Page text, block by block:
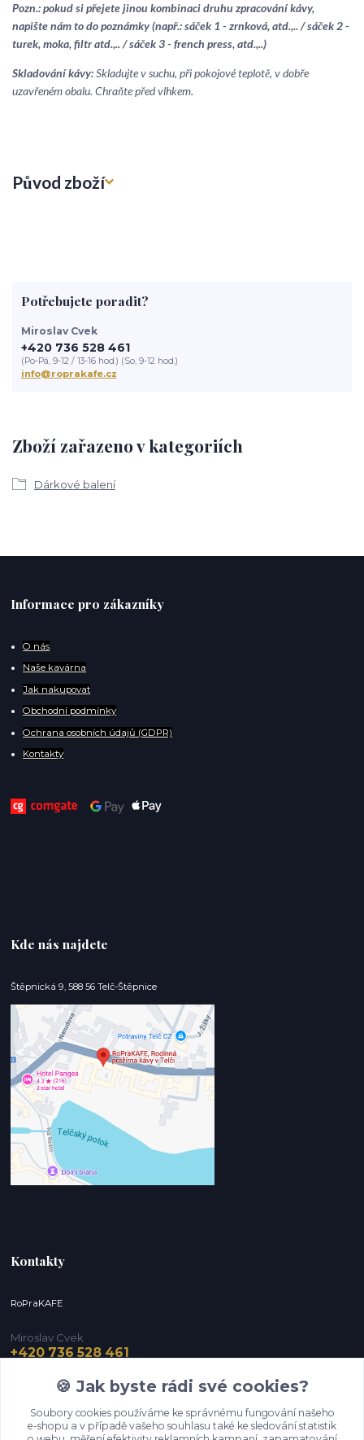
Pozn.: pokud si přejete jinou kombinaci druhu zpracování kávy,
napište nám to do poznámky (např.: sáček 1 - zrnková, atd.,.. / sáček 2 -
turek, moka, filtr atd.,.. / sáček 3 - french press, atd.,..)
Skladování kávy:Skladujte v suchu, při pokojové teplotě, v dobře
uzavřeném obalu. Chraňte před vlhkem.
Původ zboží
Zboží zařazeno v kategoriích
Dárkové balení
Potřebujete poradit?
Miroslav Cvek
+420 736 528 461
(Po-Pá, 9-12 / 13-16 hod.) (So, 9-12 hod.)
info@roprakafe.cz
Informace pro zákazníky
O nás
Naše kavárna
Jak nakupovat
Obchodní podmínky
Ochrana osobních údajů (GDPR)
Kontakty
Kde nás najdete
Štěpnická 9, 588 56 Telč-Štěpnice
Kontakty
RoPraKAFE
Miroslav Cvek
+420 736 528 461
🍪 Jak byste rádi své cookies?
Soubory cookies používáme ke správnému fungování našeho
e-shopu a v případě vašeho souhlasu také ke sledování statistik